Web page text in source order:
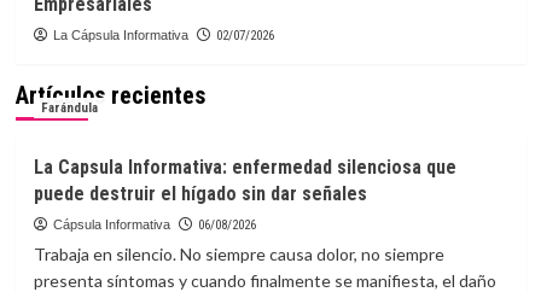
La Cápsula Informativa 02/07/2026
Artículos recientes
Farándula
La Capsula Informativa: enfermedad silenciosa que
puede destruir el hígado sin dar señales
Cápsula Informativa 06/08/2026
Trabaja en silencio. No siempre causa dolor, no siempre
presenta síntomas y cuando finalmente se manifiesta, el daño